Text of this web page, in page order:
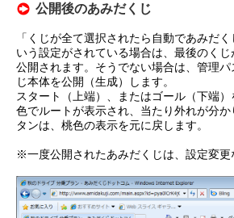
公開後のあみだくじ
「くじが全て選択されたら自動であみだ
いう設定がされている場合は、最後のく
公開されます。そうでない場合は、管理パ
じ本体を公開（生成）します。
スタート（上端）、またはゴール（下端
色でルートが表示され、当たり外れが分
タンは、桃色の表示を元に戻します。
※一度公開されたあみだくじは、設定変更